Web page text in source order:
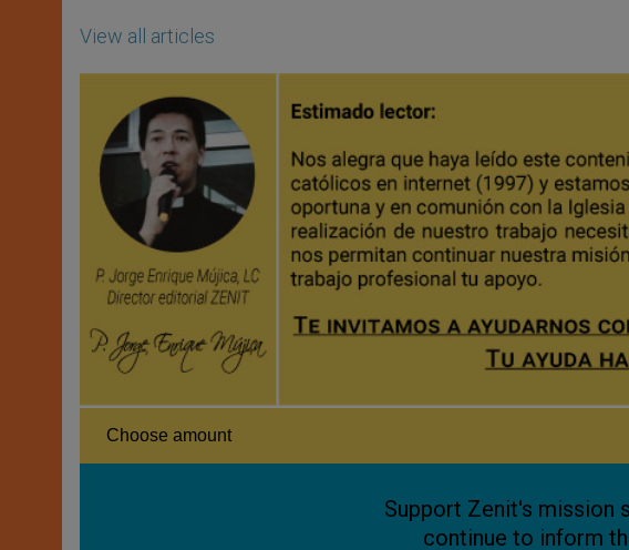
View all articles